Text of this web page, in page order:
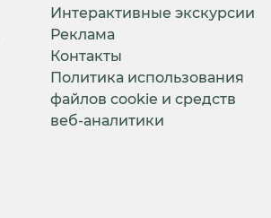
Интерактивные экскурсии
Реклама
Контакты
Политика использования
файлов cookie и средств
веб-аналитики